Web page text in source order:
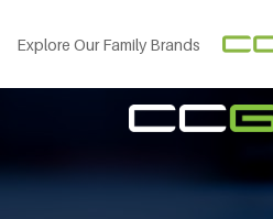
Explore Our Family Brands